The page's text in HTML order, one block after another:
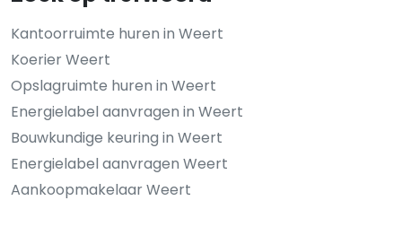
Kantoorruimte huren in Weert
Koerier Weert
Opslagruimte huren in Weert
Energielabel aanvragen in Weert
Bouwkundige keuring in Weert
Energielabel aanvragen Weert
Aankoopmakelaar Weert